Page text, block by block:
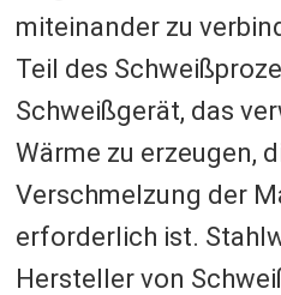
miteinander zu
Teil des
Schweißgerät, das
Wärme zu erzeugen,
Verschmelzung der
erforderlich ist.
Hersteller von